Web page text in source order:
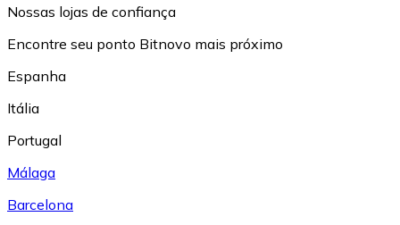
Nossas lojas de confiança
Encontre seu ponto Bitnovo mais próximo
Espanha
Itália
Portugal
Málaga
Barcelona